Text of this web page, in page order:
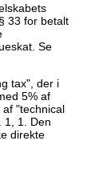
33 for betalt
Se
tax", der i
5% af
"technical
1, 1. Den
direkte